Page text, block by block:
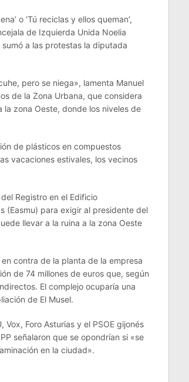
o ‘Tú reciclas y ellos queman’,
de Izquierda Unida Noelia
a las protestas la diputada
pero se niega», lamenta Manuel
de la Zona Urbana, que considera
zona Oeste, donde los niveles de
de plásticos en compuestos
vacaciones estivales, los vecinos
Registro en el Edificio
(Easmu) para exigir al presidente del
llevar a la ruina a la zona Oeste
contra de la planta de la empresa
de 74 millones de euros que, según
El complejo ocuparía una
de El Musel.
Foro Asturias y el PSOE gijonés
señalaron que se opondrían si «se
en la ciudad».